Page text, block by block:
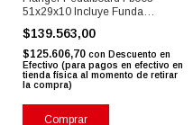
51x29x10 Incluye Funda
Acolchada
$139.563,00
$125.606,70 con Descuento en
Efectivo (para pagos en efectivo en
tienda física al momento de retirar
la compra)
Comprar